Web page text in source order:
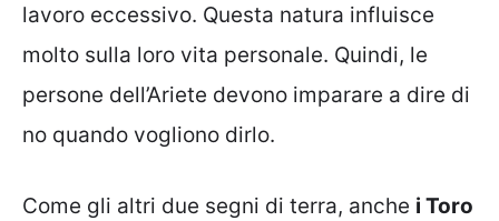
lavoro eccessivo. Questa natura influisce
molto sulla loro vita personale. Quindi, le
persone dell’Ariete devono imparare a dire di
no quando vogliono dirlo.
Come gli altri due segni di terra, anche i Toro